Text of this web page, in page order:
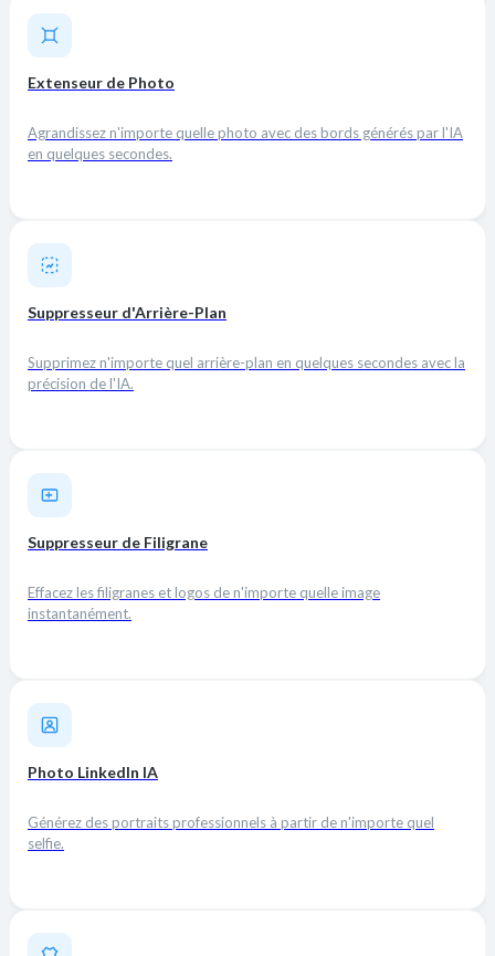
Extenseur de Photo
Agrandissez n'importe quelle photo avec des bords générés par l'IA
en quelques secondes.
Suppresseur d'Arrière-Plan
Supprimez n'importe quel arrière-plan en quelques secondes avec la
précision de l'IA.
Suppresseur de Filigrane
Effacez les filigranes et logos de n'importe quelle image
instantanément.
Photo LinkedIn IA
Générez des portraits professionnels à partir de n'importe quel
selfie.